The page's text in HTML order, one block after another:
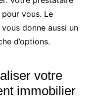
pour vous. Le
donne aussi un
d’options.
votre
immobilier